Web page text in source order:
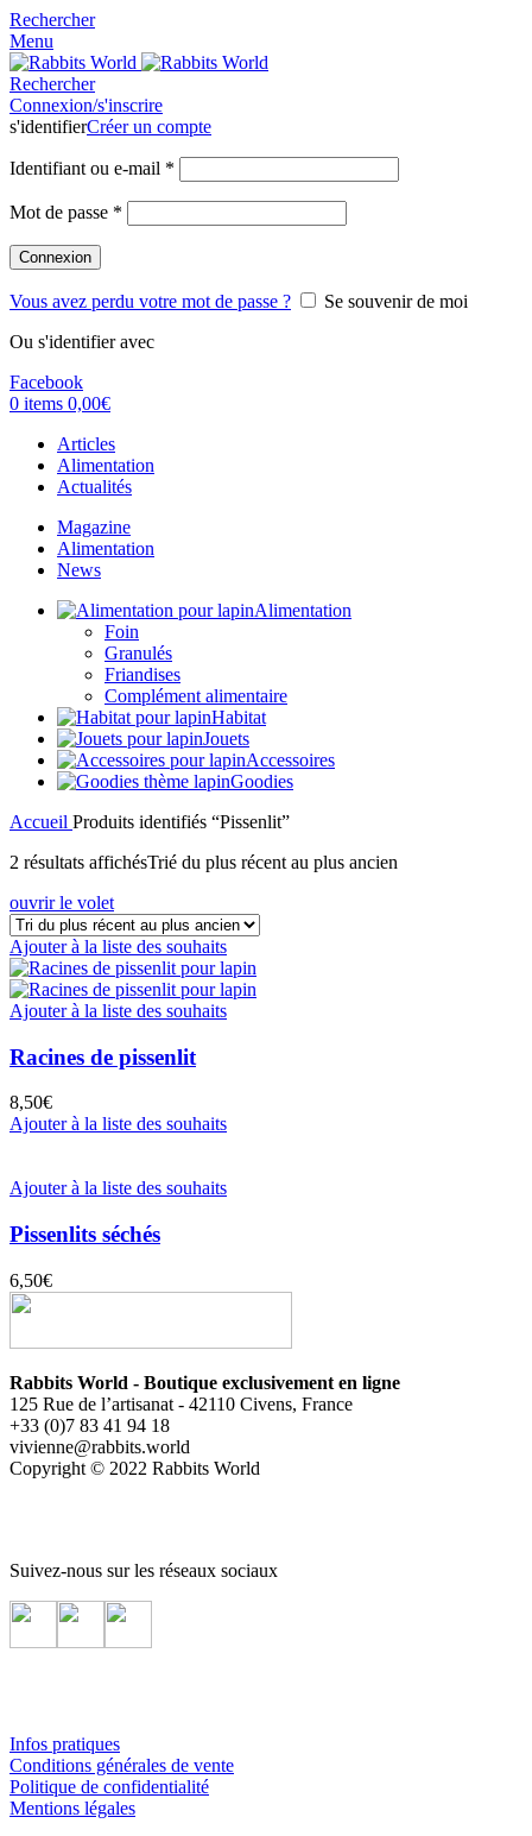
Rechercher
Menu
Rechercher
Connexion/s'inscrire
s'identifierCréer un compte
Identifiant ou e-mail *
Mot de passe *
Connexion
Vous avez perdu votre mot de passe ?
Se souvenir de moi
Ou s'identifier avec
Facebook
0 items 0,00€
Articles
Alimentation
Actualités
Magazine
Alimentation
News
Alimentation
Foin
Granulés
Friandises
Complément alimentaire
Habitat
Jouets
Accessoires
Goodies
Accueil Produits identifiés “Pissenlit”
2 résultats affichésTrié du plus récent au plus ancien
ouvrir le volet
Ajouter à la liste des souhaits
Ajouter à la liste des souhaits
Racines de pissenlit
8,50€
Ajouter à la liste des souhaits
Ajouter à la liste des souhaits
Pissenlits séchés
6,50€
Rabbits World - Boutique exclusivement en ligne
125 Rue de l’artisanat - 42110 Civens, France
+33 (0)7 83 41 94 18
vivienne@rabbits.world
Copyright © 2022 Rabbits World
Suivez-nous sur les réseaux sociaux
Infos pratiques
Conditions générales de vente
Politique de confidentialité
Mentions légales